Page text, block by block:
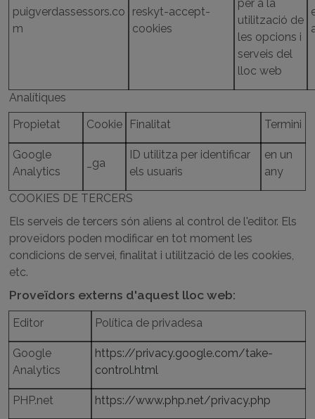
puigverdassessors.co
m
reskyt-accept-
cookies
per a la
utilització de
les opcions i
serveis del
lloc web
Analítiques
Propietat
Cookie Finalitat Termini
Google
Analytics
_ga
ID utilitza per identificar
els usuaris
en un
any
COOKIES DE TERCERS
Els serveis de tercers són aliens al control de l'editor. Els
proveïdors poden modificar en tot moment les
condicions de servei, finalitat i utilització de les cookies,
etc.
Proveïdors externs d'aquest lloc web:
Editor Política de privadesa
Google
Analytics
https://privacy.google.com/take-
control.html
PHP.net https://www.php.net/privacy.php